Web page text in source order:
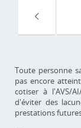
Toute personne
pas encore
cotiser à l'AVS/
d'éviter des
prestations